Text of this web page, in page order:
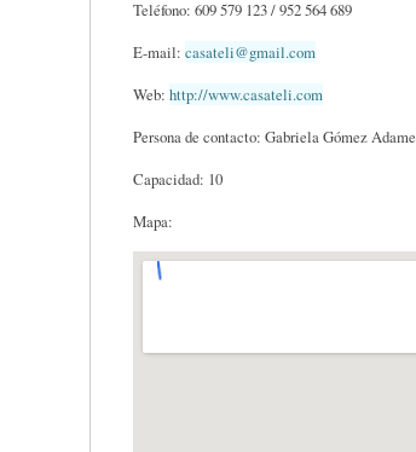
Teléfono: 609 579 123 / 952 564 689
E-mail: casateli@gmail.com
Web: http://www.casateli.com
Persona de contacto: Gabriela Gómez Adame
Capacidad: 10
Mapa: